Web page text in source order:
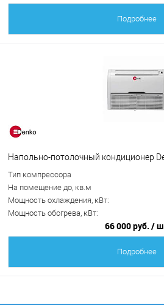
Подробнее
Напольно-потолочный кондиционер
Тип компрессора
На помещение до, кв.м
Мощность охлаждения, кВт:
Мощность обогрева, кВт:
66 000 руб. /
Подробнее